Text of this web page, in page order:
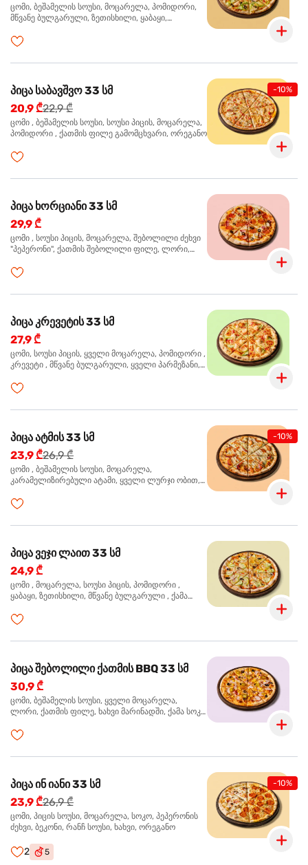
ცომი, ბეშამელის სოუსი, მოცარელა, პომიდორი,
მწვანე ბულგარული, ზეთისხილი, ყაბაყი,
ორეგანო
-10%
პიცა საბავშვო 33 სმ
20,9 ₾22,9 ₾
ცომი , ბეშამელის სოუსი, სოუსი პიცის, მოცარელა,
პომიდორი , ქათმის ფილე გამომცხვარი, ორეგანო
პიცა ხორციანი 33 სმ
29,9 ₾
ცომი , სოუსი პიცის, მოცარელა, შებოლილი ძეხვი
"პეპერონი", ქათმის შებოლილი ფილე, ლორი,
პიცა კრევეტის 33 სმ
27,9 ₾
ცომი, სოუსი პიცის, ყველი მოცარელა, პომიდორი ,
კრევეტი , მწვანე ბულგარული, ყველი პარმეზანი,
-10%
პიცა ატმის 33 სმ
23,9 ₾26,9 ₾
ცომი , ბეშამელის სოუსი, მოცარელა,
კარამელიზირებული ატამი, ყველი ლურჯი ობით,
პიცა ვეჯი ლაით 33 სმ
24,9 ₾
ცომი , მოცარელა, სოუსი პიცის, პომიდორი ,
ყაბაყი, ზეთისხილი, მწვანე ბულგარული , ქამა
პიცა შებოლილი ქათმის BBQ 33 სმ
30,9 ₾
ცომი, ბეშამელის სოუსი, ყველი მოცარელა,
ლორი, ქათმის ფილე, ხახვი მარინადში, ქამა სოკო
-10%
პიცა ინ იანი 33 სმ
23,9 ₾26,9 ₾
ცომი, პიცის სოუსი, მოცარელა, სოკო, პეპერონის
ძეხვი, ბეკონი, რანჩ სოუსი, ხახვი, ორეგანო
2 5